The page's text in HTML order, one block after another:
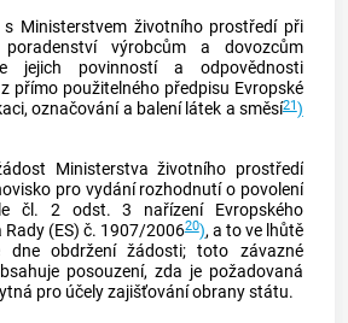
s Ministerstvem životního prostředí při
poradenství výrobcům a dovozcům
jejich povinností a odpovědnosti
přímo použitelného předpisu Evropské
označování a balení látek a směsí21)
Ministerstva životního prostředí
pro vydání rozhodnutí o povolení
čl. 2 odst. 3 nařízení Evropského
Rady (ES) č. 1907/200620), a to ve lhůtě
obdržení žádosti; toto závazné
posouzení, zda je požadovaná
pro účely zajišťování obrany státu.